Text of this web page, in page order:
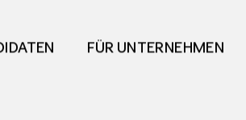
FÜR UNTERNEHMEN